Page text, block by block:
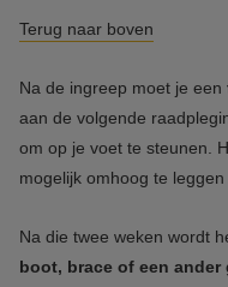
Terug naar boven
Na de ingreep moet je een
aan de volgende
om op je voet te steunen.
mogelijk omhoog te
Na die twee weken wordt
boot, brace of een ander